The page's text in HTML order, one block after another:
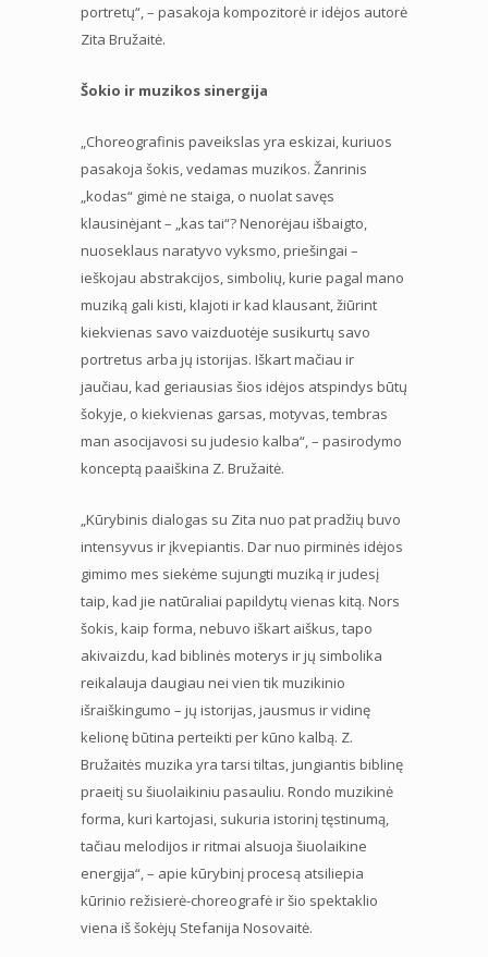
portretų“, – pasakoja kompozitorė ir idėjos autorė
Zita Bružaitė.
Šokio ir muzikos sinergija
„Choreografinis paveikslas yra eskizai, kuriuos
pasakoja šokis, vedamas muzikos. Žanrinis
„kodas“ gimė ne staiga, o nuolat savęs
klausinėjant – „kas tai“? Nenorėjau išbaigto,
nuoseklaus naratyvo vyksmo, priešingai –
ieškojau abstrakcijos, simbolių, kurie pagal mano
muziką gali kisti, klajoti ir kad klausant, žiūrint
kiekvienas savo vaizduotėje susikurtų savo
portretus arba jų istorijas. Iškart mačiau ir
jaučiau, kad geriausias šios idėjos atspindys būtų
šokyje, o kiekvienas garsas, motyvas, tembras
man asocijavosi su judesio kalba“, – pasirodymo
konceptą paaiškina Z. Bružaitė.
„Kūrybinis dialogas su Zita nuo pat pradžių buvo
intensyvus ir įkvepiantis. Dar nuo pirminės idėjos
gimimo mes siekėme sujungti muziką ir judesį
taip, kad jie natūraliai papildytų vienas kitą. Nors
šokis, kaip forma, nebuvo iškart aiškus, tapo
akivaizdu, kad biblinės moterys ir jų simbolika
reikalauja daugiau nei vien tik muzikinio
išraiškingumo – jų istorijas, jausmus ir vidinę
kelionę būtina perteikti per kūno kalbą. Z.
Bružaitės muzika yra tarsi tiltas, jungiantis biblinę
praeitį su šiuolaikiniu pasauliu. Rondo muzikinė
forma, kuri kartojasi, sukuria istorinį tęstinumą,
tačiau melodijos ir ritmai alsuoja šiuolaikine
energija“, – apie kūrybinį procesą atsiliepia
kūrinio režisierė-choreografė ir šio spektaklio
viena iš šokėjų Stefanija Nosovaitė.